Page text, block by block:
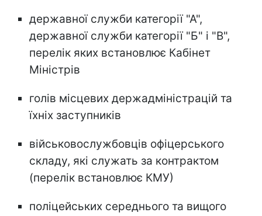
державної служби категорії "А",
державної служби категорії "Б" і "В",
перелік яких встановлює Кабінет
Міністрів
голів місцевих держадміністрацій та
їхніх заступників
військовослужбовців офіцерського
складу, які служать за контрактом
(перелік встановлює КМУ)
поліцейських середнього та вищого